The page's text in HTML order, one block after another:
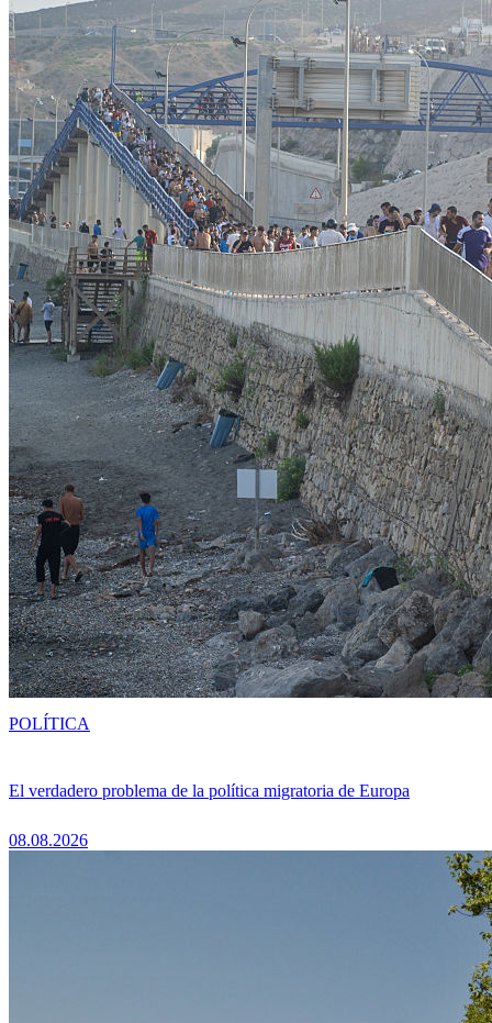
El verdadero problema de la política migratoria de Europa
08.08.2026
POLÍTICA